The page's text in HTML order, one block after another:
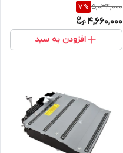
5,034,000
7%
4,660,000
افزودن به سبد